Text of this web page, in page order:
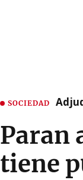
SOCIEDAD
Paran
tiene